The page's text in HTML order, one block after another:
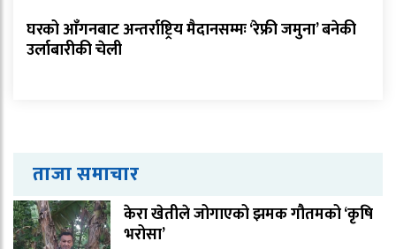
घरको आँगनबाट अन्तर्राष्ट्रिय मैदानसम्मः ‘रेफ्री जमुना’ बनेकी
उर्लाबारीकी चेली
ताजा समाचार
केरा खेतीले जोगाएको झमक गौतमको ‘कृषि
भरोसा’